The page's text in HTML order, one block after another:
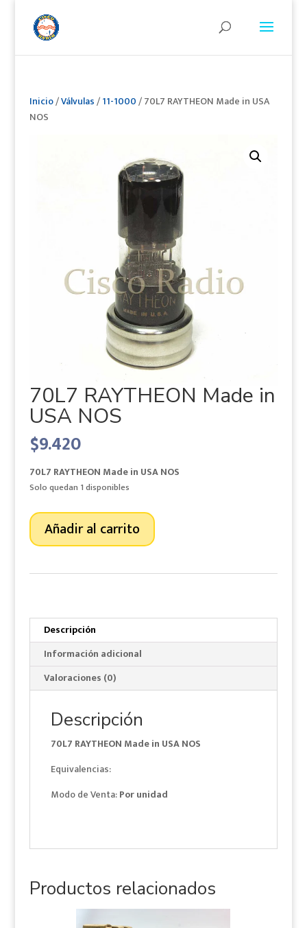
Inicio/Válvulas/11-1000/ 70L7 RAYTHEON Made in USA
NOS
70L7 RAYTHEON Made in
USA NOS
$9.420
70L7 RAYTHEON Made in USA NOS
Solo quedan 1 disponibles
70L7
RAYTHEON
Made
cantidad
Añadir al carrito
Descripción
Información adicional
Valoraciones (0)
Descripción
70L7 RAYTHEON Made in USA NOS
Equivalencias:
Modo de Venta:Por unidad
Productos relacionados